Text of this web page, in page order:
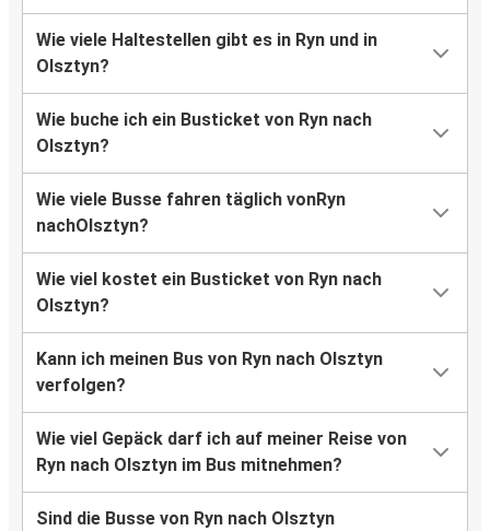
Wie viele Haltestellen gibt es in Ryn und in
Olsztyn?
Wie buche ich ein Busticket von Ryn nach
Olsztyn?
Wie viele Busse fahren täglich vonRyn
nachOlsztyn?
Wie viel kostet ein Busticket von Ryn nach
Olsztyn?
Kann ich meinen Bus von Ryn nach Olsztyn
verfolgen?
Wie viel Gepäck darf ich auf meiner Reise von
Ryn nach Olsztyn im Bus mitnehmen?
Sind die Busse von Ryn nach Olsztyn